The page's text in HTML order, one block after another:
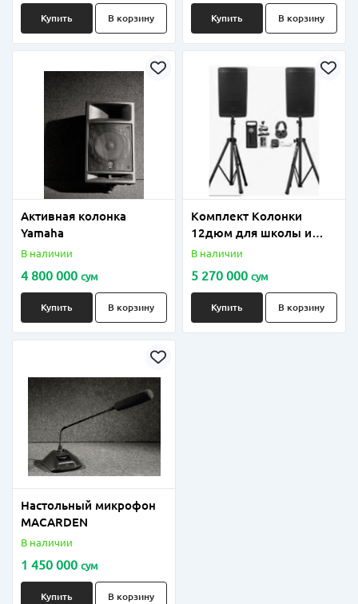
Купить В корзину Купить В корзину
Активная колонка
Yamaha
В наличии
4 800 000 сум
Купить В корзину
Комплект Колонки
12дюм для школы и
дет.садика (в комплекта
колонка,микрофон и т д)
В наличии
5 270 000 сум
Купить В корзину
Настольный микрофон
MACARDEN
В наличии
1 450 000 сум
Купить В корзину